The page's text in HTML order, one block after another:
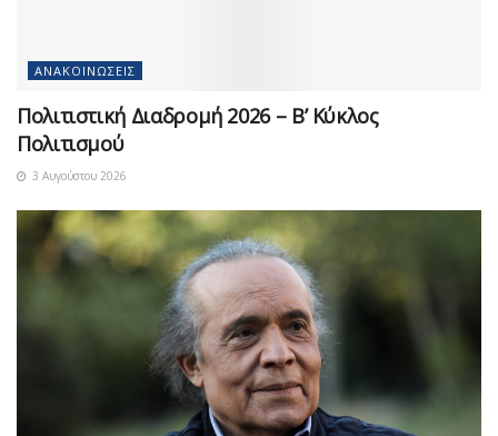
ΑΝΑΚΟΙΝΏΣΕΙΣ
Πολιτιστική Διαδρομή 2026 – Β’ Κύκλος
Πολιτισμού
3 Αυγούστου 2026